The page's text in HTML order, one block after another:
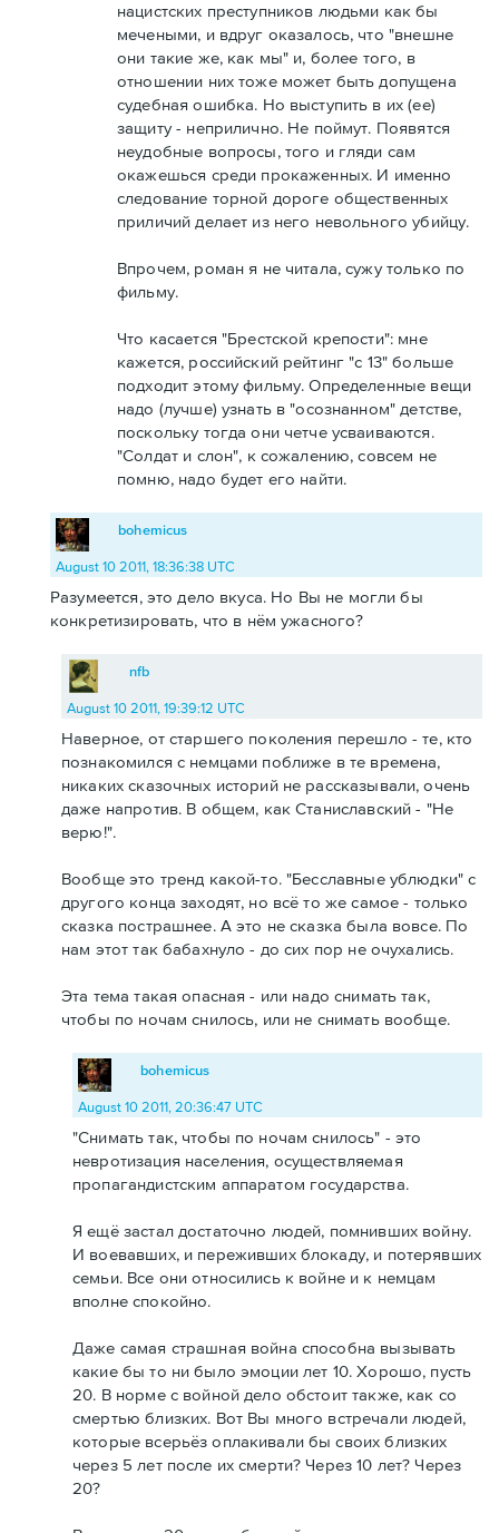
нацистских преступников людьми как бы
мечеными, и вдруг оказалось, что "внешне
они такие же, как мы" и, более того, в
отношении них тоже может быть допущена
судебная ошибка. Но выступить в их (ее)
защиту - неприлично. Не поймут. Появятся
неудобные вопросы, того и гляди сам
окажешься среди прокаженных. И именно
следование торной дороге общественных
приличий делает из него невольного убийцу.
Впрочем, роман я не читала, сужу только по
фильму.
Что касается "Брестской крепости": мне
кажется, российский рейтинг "с 13" больше
подходит этому фильму. Определенные вещи
надо (лучше) узнать в "осознанном" детстве,
поскольку тогда они четче усваиваются.
"Солдат и слон", к сожалению, совсем не
помню, надо будет его найти.
bohemicus
August 10 2011, 18:36:38 UTC
Разумеется, это дело вкуса. Но Вы не могли бы
конкретизировать, что в нём ужасного?
nfb
August 10 2011, 19:39:12 UTC
Наверное, от старшего поколения перешло - те, кто
познакомился с немцами поближе в те времена,
никаких сказочных историй не рассказывали, очень
даже напротив. В общем, как Станиславский - "Не
верю!".
Вообще это тренд какой-то. "Бесславные ублюдки" с
другого конца заходят, но всё то же самое - только
сказка пострашнее. А это не сказка была вовсе. По
нам этот так бабахнуло - до сих пор не очухались.
Эта тема такая опасная - или надо снимать так,
чтобы по ночам снилось, или не снимать вообще.
bohemicus
August 10 2011, 20:36:47 UTC
"Снимать так, чтобы по ночам снилось" - это
невротизация населения, осуществляемая
пропагандистским аппаратом государства.
Я ещё застал достаточно людей, помнивших войну.
И воевавших, и переживших блокаду, и потерявших
семьи. Все они относились к войне и к немцам
вполне спокойно.
Даже самая страшная война способна вызывать
какие бы то ни было эмоции лет 10. Хорошо, пусть
20. В норме с войной дело обстоит также, как со
смертью близких. Вот Вы много встречали людей,
которые всерьёз оплакивали бы своих близких
через 5 лет после их смерти? Через 10 лет? Через
20?